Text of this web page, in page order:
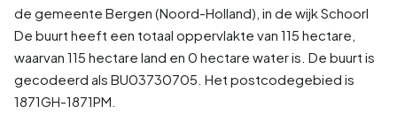
de gemeente Bergen (Noord-Holland) , in de wijkSchoorl
De buurt heeft een totaal oppervlakte van 115 hectare,
waarvan 115 hectare land en 0 hectare water is. De buurt is
gecodeerd als BU03730705. Het postcodegebied is
1871GH-1871PM.